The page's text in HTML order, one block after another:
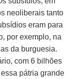
neoliberais tanto
eram para
por exemplo, na
da burguesia.
com 6 bilhões
pátria grande